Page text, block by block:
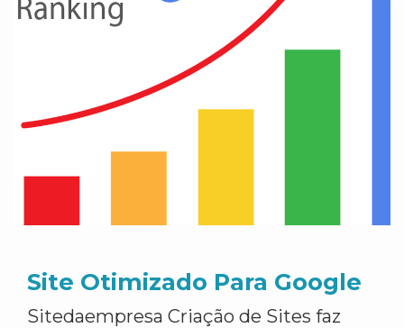
Site Otimizado Para Google
Sitedaempresa Criação de Sites faz